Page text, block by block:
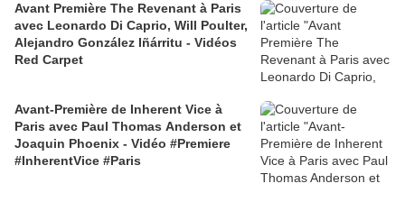
Avant Première The Revenant à Paris
avec Leonardo Di Caprio, Will Poulter,
Alejandro González Iñárritu - Vidéos
Red Carpet
Avant-Première de Inherent Vice à
Paris avec Paul Thomas Anderson et
Joaquin Phoenix - Vidéo #Premiere
#InherentVice #Paris